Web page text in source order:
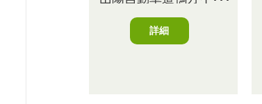
ターチェンジ・玉島イ
ンターチェンジから至
詳細